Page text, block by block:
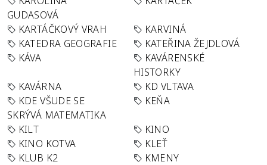
GUDASOVÁ
KARTÁČKOVÝ VRAH
KARVINÁ
KATEDRA GEOGRAFIE
KATEŘINA ŽEJDLOVÁ
KÁVA
KAVÁRENSKÉ
HISTORKY
KAVÁRNA
KD VLTAVA
KDE VŠUDE SE
SKRÝVÁ MATEMATIKA
KEŇA
KILT
KINO
KINO KOTVA
KLEŤ
KLUB K2
KMENY